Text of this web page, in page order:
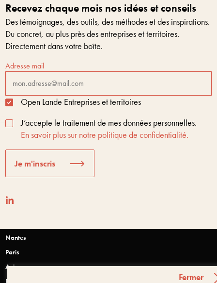
Recevez chaque mois nos idées et conseils
Des témoignages, des outils, des méthodes et des inspirations.
Du concret, au plus près des entreprises et territoires.
Directement dans votre boîte.
Adresse mail
Open Lande Entreprises et territoires
J’accepte le traitement de mes données personnelles.
En savoir plus sur notre politique de confidentialité.
Je m'inscris
Nantes
Paris
Anjou
Bretagne
Fermer